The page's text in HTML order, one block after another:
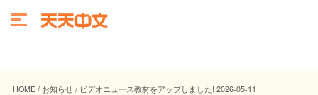
HOME / お知らせ / ビデオニュース教材をアップしました! 2026-05-11